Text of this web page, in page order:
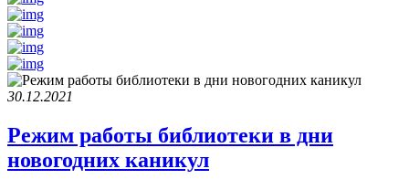
30.12.2021
Режим работы библиотеки в дни
новогодних каникул